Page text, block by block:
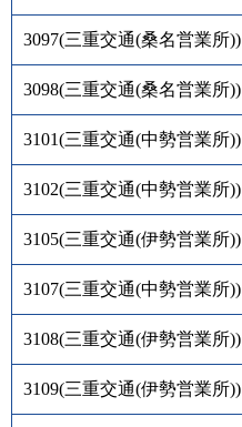
3097(三重交通(桑名営業所))
3098(三重交通(桑名営業所))
3101(三重交通(中勢営業所))
3102(三重交通(中勢営業所))
3105(三重交通(伊勢営業所))
3107(三重交通(中勢営業所))
3108(三重交通(伊勢営業所))
3109(三重交通(伊勢営業所))